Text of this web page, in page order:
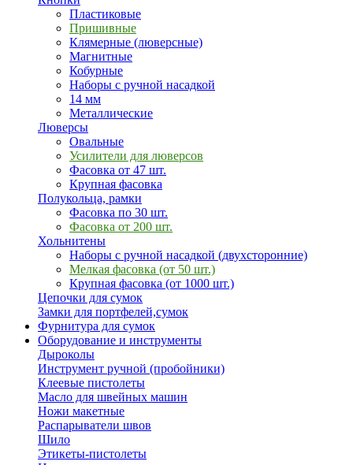
Пластиковые
Пришивные
Клямерные (люверсные)
Магнитные
Кобурные
Наборы с ручной насадкой
14 мм
Металлические
Люверсы
Овальные
Усилители для люверсов
Фасовка от 47 шт.
Крупная фасовка
Полукольца, рамки
Фасовка по 30 шт.
Фасовка от 200 шт.
Хольнитены
Наборы с ручной насадкой (двухсторонние)
Мелкая фасовка (от 50 шт.)
Крупная фасовка (от 1000 шт.)
Цепочки для сумок
Замки для портфелей,сумок
Фурнитура для сумок
Оборудование и инструменты
Дыроколы
Инструмент ручной (пробойники)
Клеевые пистолеты
Масло для швейных машин
Ножи макетные
Распарыватели швов
Шило
Этикеты-пистолеты